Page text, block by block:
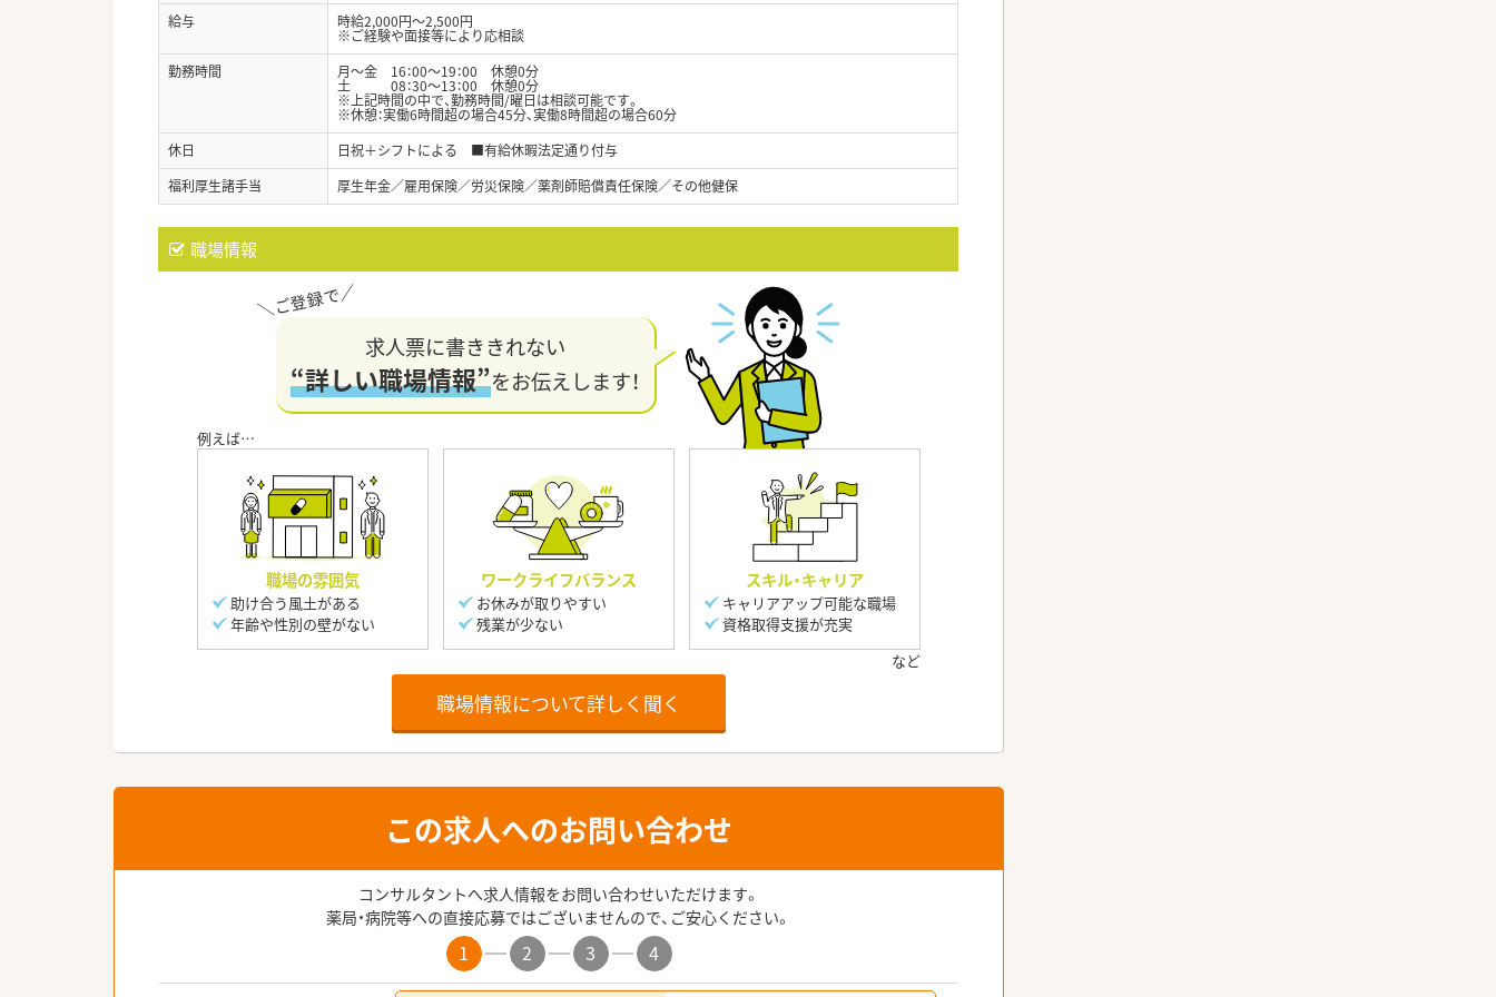
給与
時給2,000円～2,500円
※ご経験や面接等により応相談
勤務時間
月～金 16：00～19：00 休憩0分
土 08：30～13：00 休憩0分
※上記時間の中で、勤務時間/曜日は相談可能です。
※休憩：実働6時間超の場合45分、実働8時間超の場合60分
休日
日祝＋シフトによる ■有給休暇法定通り付与
福利厚生諸手当
厚生年金／雇用保険／労災保険／薬剤師賠償責任保険／その他健保
職場情報
求人票に書ききれない
“詳しい職場情報”をお伝えします！
職場の雰囲気
助け合う風土がある
年齢や性別の壁がない
ワークライフバランス
お休みが取りやすい
残業が少ない
スキル・キャリア
キャリアアップ可能な職場
資格取得支援が充実
職場情報について詳しく聞く
この求人へのお問い合わせ
コンサルタントへ求人情報をお問い合わせいただけます。
薬局・病院等への直接応募ではございませんので、ご安心ください。
1 2 3 4